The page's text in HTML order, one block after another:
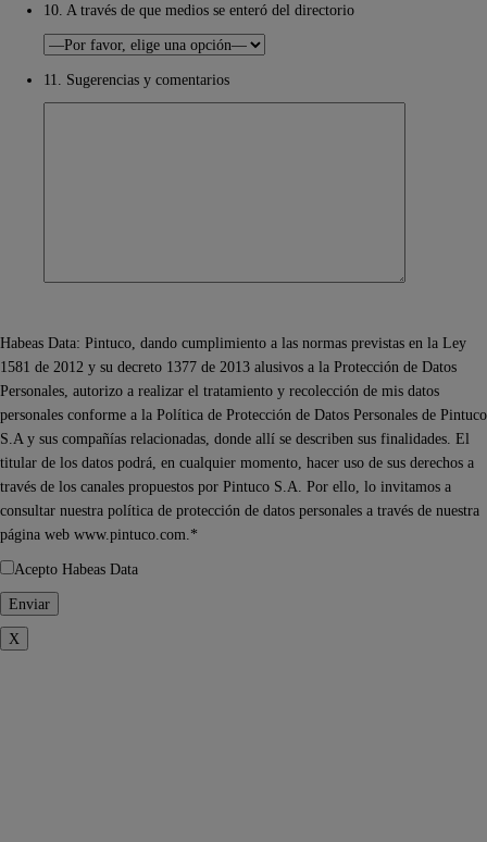
10. A través de que medios se enteró del directorio
11. Sugerencias y comentarios
Habeas Data: Pintuco, dando cumplimiento a las normas previstas en la Ley
1581 de 2012 y su decreto 1377 de 2013 alusivos a la Protección de Datos
Personales, autorizo a realizar el tratamiento y recolección de mis datos
personales conforme a la Política de Protección de Datos Personales de Pintuco
S.A y sus compañías relacionadas, donde allí se describen sus finalidades. El
titular de los datos podrá, en cualquier momento, hacer uso de sus derechos a
través de los canales propuestos por Pintuco S.A. Por ello, lo invitamos a
consultar nuestra política de protección de datos personales a través de nuestra
página web www.pintuco.com.*
Acepto Habeas Data
X